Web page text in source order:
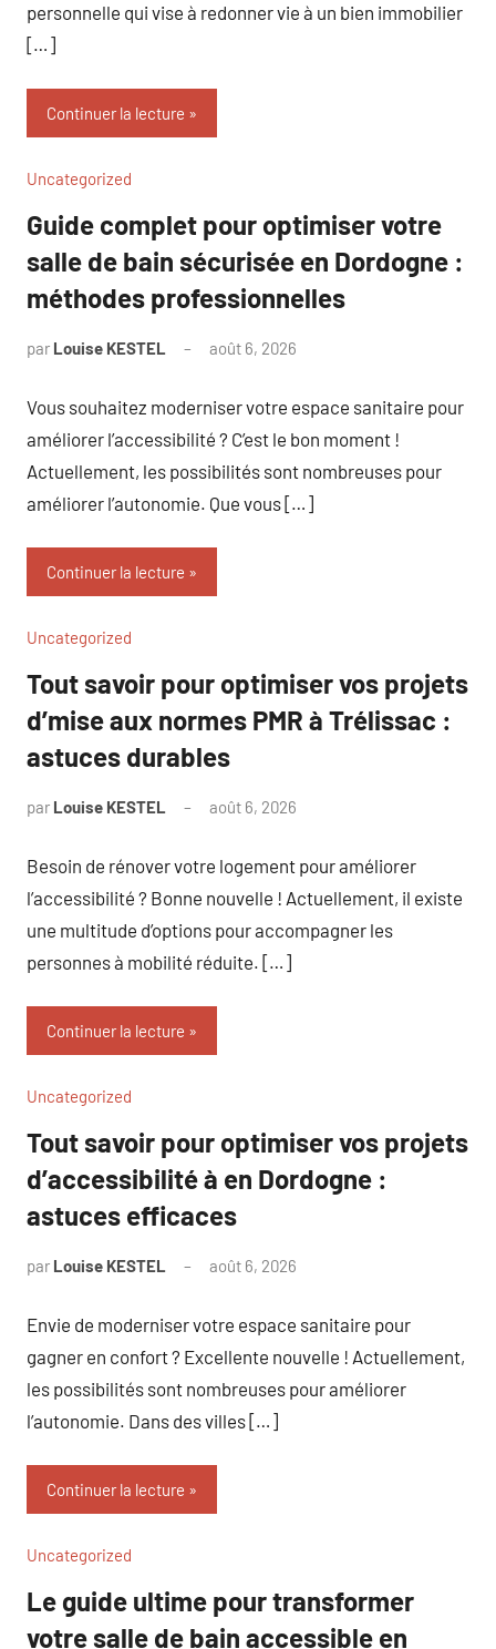
personnelle qui vise à redonner vie à un bien immobilier
[…]
Continuer la lecture
Uncategorized
Guide complet pour optimiser votre
salle de bain sécurisée en Dordogne :
méthodes professionnelles
par Louise KESTEL août 6, 2026
Vous souhaitez moderniser votre espace sanitaire pour
améliorer l’accessibilité ? C’est le bon moment !
Actuellement, les possibilités sont nombreuses pour
améliorer l’autonomie. Que vous […]
Continuer la lecture
Uncategorized
Tout savoir pour optimiser vos projets
d’mise aux normes PMR à Trélissac :
astuces durables
par Louise KESTEL août 6, 2026
Besoin de rénover votre logement pour améliorer
l’accessibilité ? Bonne nouvelle ! Actuellement, il existe
une multitude d’options pour accompagner les
personnes à mobilité réduite. […]
Continuer la lecture
Uncategorized
Tout savoir pour optimiser vos projets
d’accessibilité à en Dordogne :
astuces efficaces
par Louise KESTEL août 6, 2026
Envie de moderniser votre espace sanitaire pour
gagner en confort ? Excellente nouvelle ! Actuellement,
les possibilités sont nombreuses pour améliorer
l’autonomie. Dans des villes […]
Continuer la lecture
Uncategorized
Le guide ultime pour transformer
votre salle de bain accessible en